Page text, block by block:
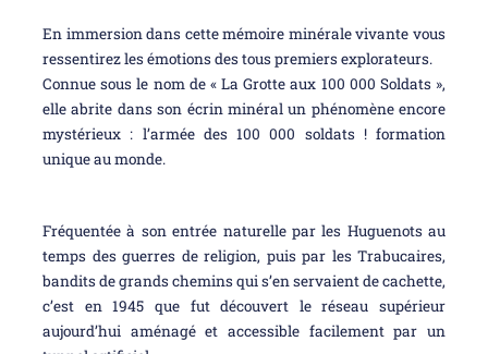
En immersion dans cette mémoire minérale vivante vous
ressentirez les émotions des tous premiers explorateurs.
Connue sous le nom de « La Grotte aux 100 000 Soldats »,
elle abrite dans son écrin minéral un phénomène encore
mystérieux : l’armée des 100 000 soldats ! formation
unique au monde.
Fréquentée à son entrée naturelle par les Huguenots au
temps des guerres de religion, puis par les Trabucaires,
bandits de grands chemins qui s’en servaient de cachette,
c’est en 1945 que fut découvert le réseau supérieur
aujourd’hui aménagé et accessible facilement par un